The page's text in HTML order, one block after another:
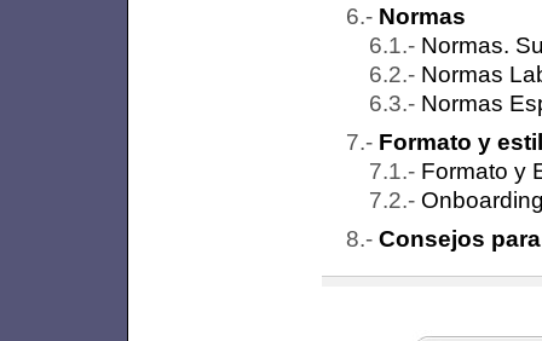
Normas
Normas.
Normas
Normas
Formato y
Formato y
Consejos